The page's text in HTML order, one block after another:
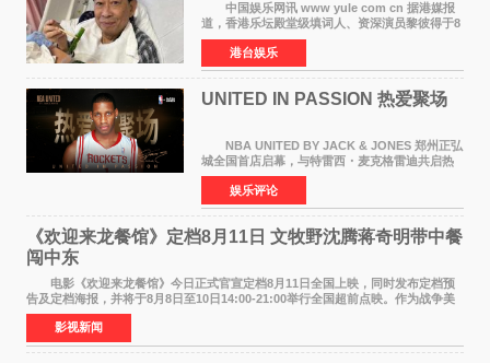
中国娱乐网讯 www yule com cn 据港媒报
道，香港乐坛殿堂级填词人、资深演员黎彼得于8
月5日上午因病离世，终年76岁。好友钟志光透
露，黎彼得今年3月中风后便卧床休养，身体机能
持续衰退，最
港台娱乐
UNITED IN PASSION 热爱聚场
NBA UNITED BY JACK & JONES 郑州正弘
城全国首店启幕，与特雷西・麦克格雷迪共启热
爱 2026 年7 月21 日，
NBAUNITEDBYJACK&JONES 全国首店，于郑
州正弘城正式启幕。NBA 传奇球星
娱乐评论
《欢迎来龙餐馆》定档8月11日 文牧野沈腾蒋奇明带中餐
闯中东
电影《欢迎来龙餐馆》今日正式官宣定档8月11日全国上映，同时发布定档预
告及定档海报，并将于8月8日至10日14:00-21:00举行全国超前点映。作为战争美
食大片，影片讲述的是中国厨师徐福（沈腾
影视新闻